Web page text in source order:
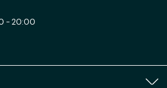
- 20:00